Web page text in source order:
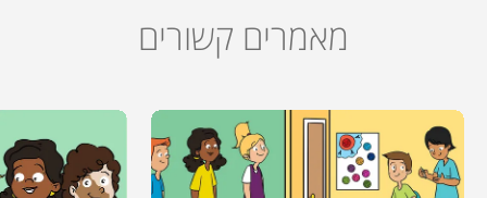
מאמרים קשורים